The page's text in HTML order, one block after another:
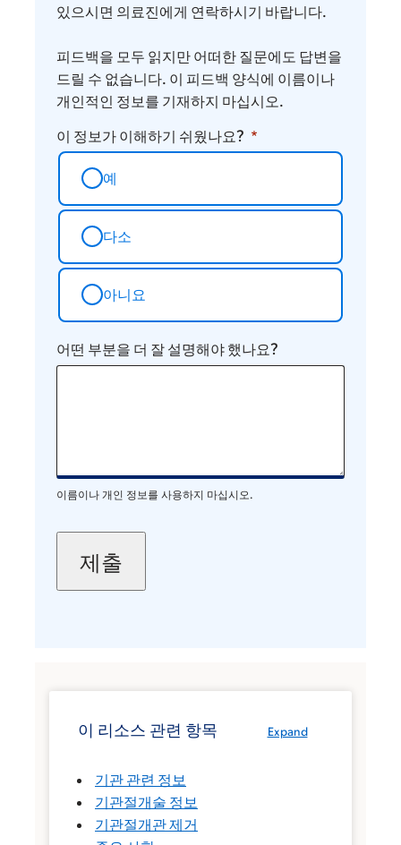
있으시면 의료진에게 연락하시기 바랍니다.
피드백을 모두 읽지만 어떠한 질문에도 답변을
드릴 수 없습니다. 이 피드백 양식에 이름이나
개인적인 정보를 기재하지 마십시오.
이 정보가 이해하기 쉬웠나요?
예
다소
아니요
어떤 부분을 더 잘 설명해야 했나요?
이름이나 개인 정보를 사용하지 마십시오.
Expand
이 리소스 관련 항목
기관 관련 정보
기관절개술 정보
기관절개관 제거